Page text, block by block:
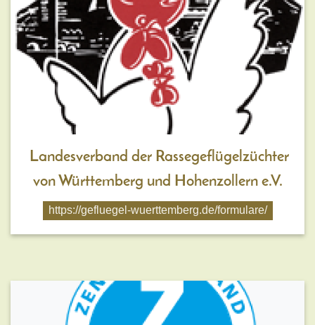
Landesverband der Rassegeflügelzüchter
von Württemberg und Hohenzollern e.V.
https://gefluegel-wuerttemberg.de/formulare/